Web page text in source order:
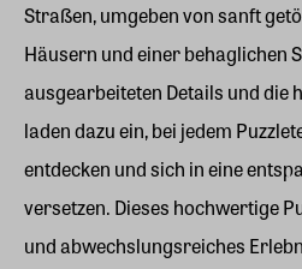
Straßen, umgeben von sanft
Häusern und einer behaglichen
ausgearbeiteten Details und die
laden dazu ein, bei jedem
entdecken und sich in eine
versetzen. Dieses hochwertige
und abwechslungsreiches